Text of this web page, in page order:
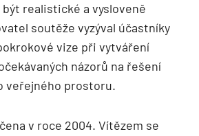
realistické a vysloveně
soutěže vyzýval účastníky
vize při vytváření
názorů na řešení
veřejného prostoru.
v roce 2004. Vítězem se